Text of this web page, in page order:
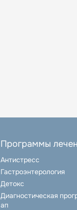
Программы
Антистресс
Гастроэнтерология
Детокс
Диагностическая
ап